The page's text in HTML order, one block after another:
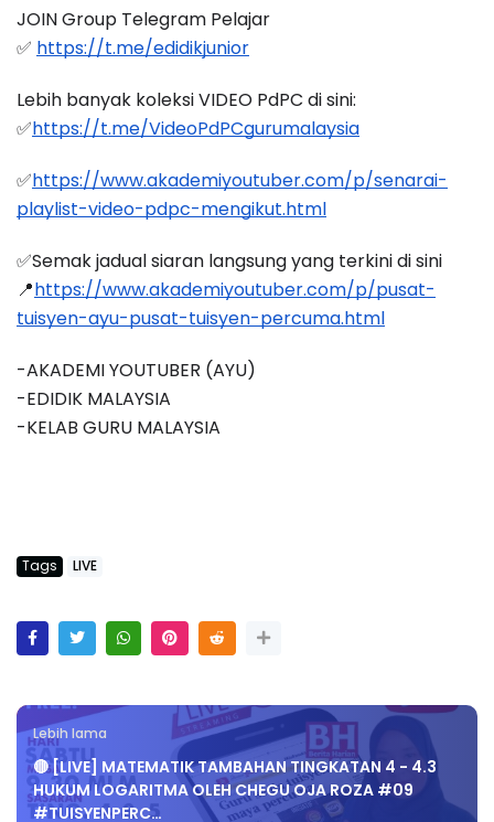
JOIN Group Telegram Pelajar
✅ https://t.me/edidikjunior
Lebih banyak koleksi VIDEO PdPC di sini:
✅https://t.me/VideoPdPCgurumalaysia
✅https://www.akademiyoutuber.com/p/senarai-
playlist-video-pdpc-mengikut.html
✅Semak jadual siaran langsung yang terkini di sini
📍https://www.akademiyoutuber.com/p/pusat-
tuisyen-ayu-pusat-tuisyen-percuma.html
-AKADEMI YOUTUBER (AYU)
-EDIDIK MALAYSIA
-KELAB GURU MALAYSIA
Tags LIVE
Lebih lama
🔴 [LIVE] MATEMATIK TAMBAHAN TINGKATAN 4 - 4.3
HUKUM LOGARITMA OLEH CHEGU OJA ROZA #09
#TUISYENPERC…